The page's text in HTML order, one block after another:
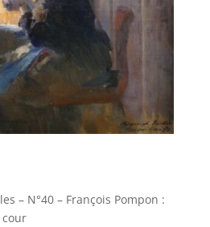
– N°40 – François Pompon :